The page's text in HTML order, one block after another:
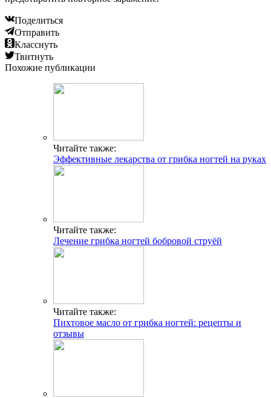
Поделиться
Отправить
Класснуть
Твитнуть
Похожие публикации
Читайте также:
Эффективные лекарства от грибка ногтей на руках
Читайте также:
Лечение грибка ногтей бобровой струёй
Читайте также:
Пихтовое масло от грибка ногтей: рецепты и
отзывы